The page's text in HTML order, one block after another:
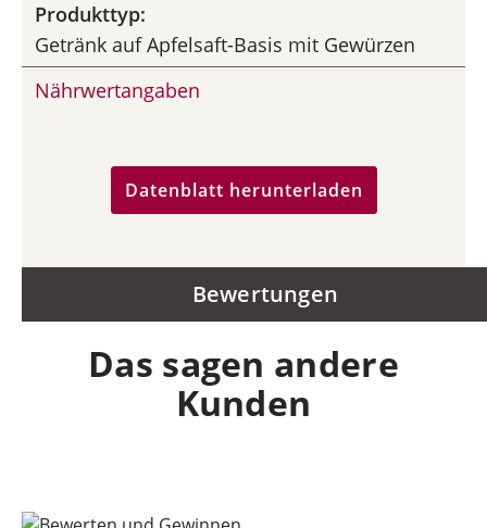
Produkttyp:
Getränk auf Apfelsaft-Basis mit Gewürzen
Nährwertangaben
Datenblatt herunterladen
Bewertungen
Das sagen andere
Kunden